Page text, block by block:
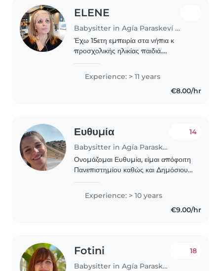
ELENE
Babysitter in Agía Paraskeví (Αττική)
Έχω 15ετη εμπειρία στα νήπια κ
προσχολικής ηλικίας παιδιά.
το μεγαλώνω έως τριών ή δυόμιση
ετών. Η αγάπη μου προς τα παιδιά σε
Experience: > 11 years
€8.00/hr
Ευθυμία
Babysitter in Agía Paraskeví (Αττική)
14
Ονομάζομαι Ευθυμία, είμαι απόφοιτη
Πανεπιστημίου καθώς και Δημόσιου
Κατάρτισης στην ειδικότητα των
παιδαγωγικών (Προσχολική αγωγή).
Experience: > 10 years
€9.00/hr
Fotini
Babysitter in Agía Paraskeví (Αττική)
18